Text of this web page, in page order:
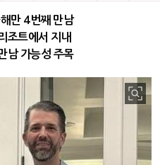
만 4번째 만남
조트에서 지내
남 가능성 주목